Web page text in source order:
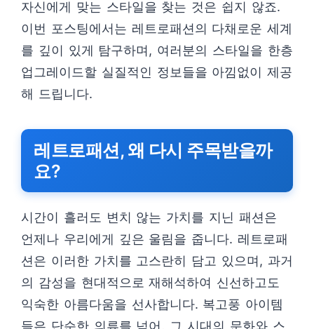
자신에게 맞는 스타일을 찾는 것은 쉽지 않죠.
이번 포스팅에서는 레트로패션의 다채로운 세계
를 깊이 있게 탐구하며, 여러분의 스타일을 한층
업그레이드할 실질적인 정보들을 아낌없이 제공
해 드립니다.
레트로패션, 왜 다시 주목받을까
요?
시간이 흘러도 변치 않는 가치를 지닌 패션은
언제나 우리에게 깊은 울림을 줍니다. 레트로패
션은 이러한 가치를 고스란히 담고 있으며, 과거
의 감성을 현대적으로 재해석하여 신선하고도
익숙한 아름다움을 선사합니다. 복고풍 아이템
들은 단순한 의류를 넘어, 그 시대의 문화와 스